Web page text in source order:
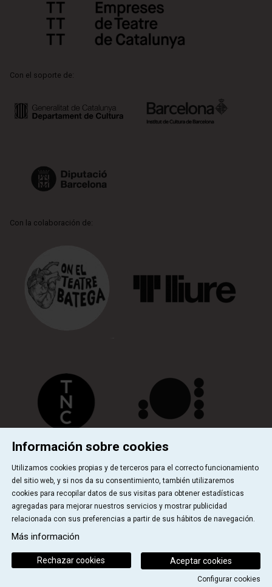
Con el soporte de:
Con la colaboración de:
Quiénes somos | Contactar | Sitemap |
Uso de Cookies | Aviso Legal
Link a instagram
Link a youtube
Link a facebook
Link a ticktok
Información sobre cookies
Utilizamos cookies propias y de terceros para el correcto funcionamiento
del sitio web, y si nos da su consentimiento, también utilizaremos
cookies para recopilar datos de sus visitas para obtener estadísticas
agregadas para mejorar nuestros servicios y mostrar publicidad
relacionada con sus preferencias a partir de sus hábitos de navegación.
Más información
Aceptar cookies
Rechazar cookies
Configurar cookies